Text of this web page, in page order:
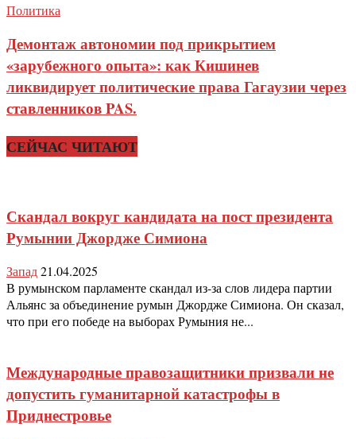
Политика
Демонтаж автономии под прикрытием
«зарубежного опыта»: как Кишинев
ликвидирует политические права Гагаузии через
ставленников PAS.
СЕЙЧАС ЧИТАЮТ
Скандал вокруг кандидата на пост президента
Румынии Джордже Симиона
Запад21.04.2025
В румынском парламенте скандал из-за слов лидера партии
Альянс за объединение румын Джордже Симиона. Он сказал,
что при его победе на выборах Румыния не...
Международные правозащитники призвали не
допустить гуманитарной катастрофы в
Приднестровье